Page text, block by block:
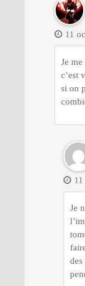
11
Je
c’est
si on
Je